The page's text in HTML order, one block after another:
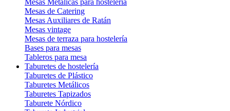
Mesas Metálicas para hostelería
Mesas de Catering
Mesas Auxiliares de Ratán
Mesas vintage
Mesas de terraza para hostelería
Bases para mesas
Tableros para mesa
Taburetes de hostelería
Taburetes de Plástico
Taburetes Metálicos
Taburetes Tapizados
Taburete Nórdico